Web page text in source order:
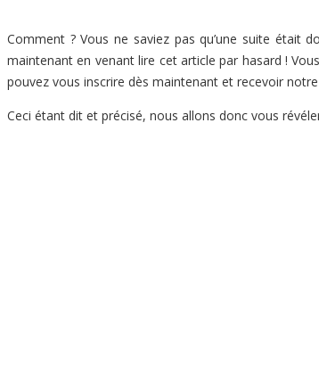
Comment ? Vous ne saviez pas qu’une suite était
maintenant en venant lire cet article par hasard !
pouvez vous inscrire dès maintenant et recevoir
Ceci étant dit et précisé, nous allons donc vous